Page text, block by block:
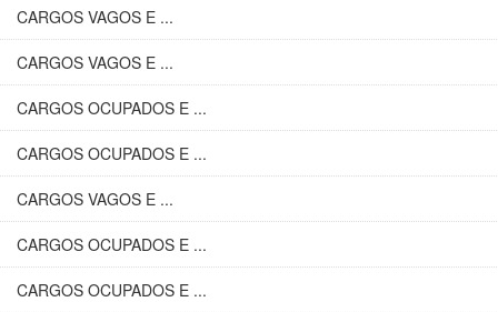
CARGOS VAGOS E ...
CARGOS VAGOS E ...
CARGOS OCUPADOS E ...
CARGOS OCUPADOS E ...
CARGOS VAGOS E ...
CARGOS OCUPADOS E ...
CARGOS OCUPADOS E ...